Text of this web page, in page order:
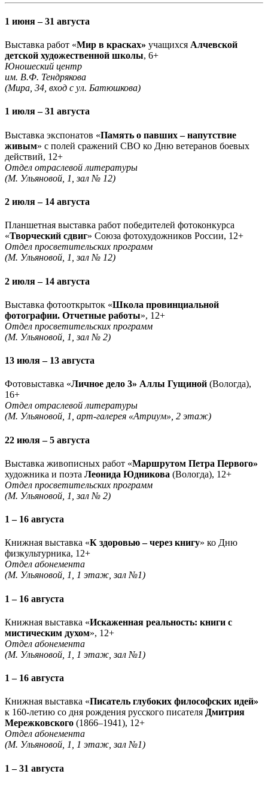
1 июня – 31 августа
Выставка работ «Мир в красках» учащихся Алчевской
детской художественной школы, 6+
Юношеский центр
им. В.Ф. Тендрякова
(Мира, 34, вход с ул. Батюшкова)
1 июля – 31 августа
Выставка экспонатов «Память о павших – напутствие
живым» с полей сражений СВО ко Дню ветеранов боевых
действий, 12+
Отдел отраслевой литературы
(М. Ульяновой, 1, зал № 12)
2 июля – 14 августа
Планшетная выставка работ победителей фотоконкурса
«Творческий сдвиг» Союза фотохудожников России, 12+
Отдел просветительских программ
(М. Ульяновой, 1, зал № 12)
2 июля – 14 августа
Выставка фотооткрыток «Школа провинциальной
фотографии. Отчетные работы», 12+
Отдел просветительских программ
(М. Ульяновой, 1, зал № 2)
13 июля – 13 августа
Фотовыставка «Личное дело 3» Аллы Гущиной (Вологда),
16+
Отдел отраслевой литературы
(М. Ульяновой, 1, арт-галерея «Атриум», 2 этаж)
22 июля – 5 августа
Выставка живописных работ «Маршрутом Петра Первого»
художника и поэта Леонида Юдникова (Вологда), 12+
Отдел просветительских программ
(М. Ульяновой, 1, зал № 2)
1 – 16 августа
Книжная выставка «К здоровью – через книгу» ко Дню
физкультурника, 12+
Отдел абонемента
(М. Ульяновой, 1, 1 этаж, зал №1)
1 – 16 августа
Книжная выставка «Искаженная реальность: книги с
мистическим духом», 12+
Отдел абонемента
(М. Ульяновой, 1, 1 этаж, зал №1)
1 – 16 августа
Книжная выставка «Писатель глубоких философских идей»
к 160-летию со дня рождения русского писателя Дмитрия
Мережковского (1866–1941), 12+
Отдел абонемента
(М. Ульяновой, 1, 1 этаж, зал №1)
1 – 31 августа